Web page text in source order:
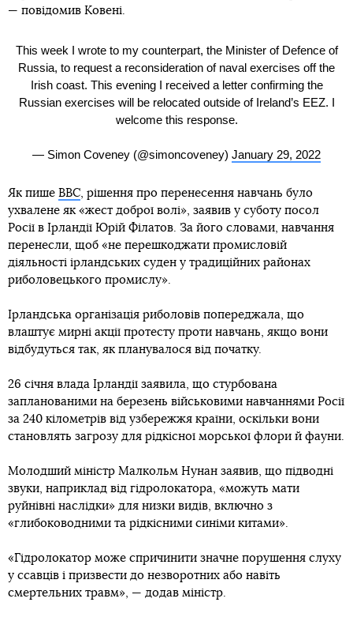
— повідомив Ковені.
This week I wrote to my counterpart, the Minister of Defence of
Russia, to request a reconsideration of naval exercises off the
Irish coast. This evening I received a letter confirming the
Russian exercises will be relocated outside of Ireland’s EEZ. I
welcome this response.
— Simon Coveney (@simoncoveney) January 29, 2022
Як пише BBC, рішення про перенесення навчань було
ухвалене як «жест доброї волі», заявив у суботу посол
Росії в Ірландії Юрій Філатов. За його словами, навчання
перенесли, щоб «не перешкоджати промисловій
діяльності ірландських суден у традиційних районах
риболовецького промислу».
Ірландська організація риболовів попереджала, що
влаштує мирні акції протесту проти навчань, якщо вони
відбудуться так, як планувалося від початку.
26 січня влада Ірландії заявила, що стурбована
запланованими на березень військовими навчаннями Росії
за 240 кілометрів від узбережжя країни, оскільки вони
становлять загрозу для рідкісної морської флори й фауни.
Молодший міністр Малкольм Нунан заявив, що підводні
звуки, наприклад від гідролокатора, «можуть мати
руйнівні наслідки» для низки видів, включно з
«глибоководними та рідкісними синіми китами».
«Гідролокатор може спричинити значне порушення слуху
у ссавців і призвести до незворотних або навіть
смертельних травм», — додав міністр.